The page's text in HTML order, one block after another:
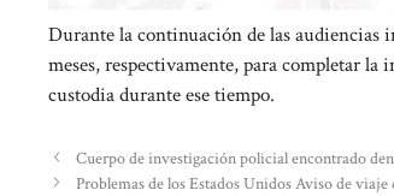
Durante la continuación de las audiencias
meses, respectivamente, para completar la
custodia durante ese tiempo.
Cuerpo de investigación policial encontrado
Problemas de los Estados Unidos Aviso de